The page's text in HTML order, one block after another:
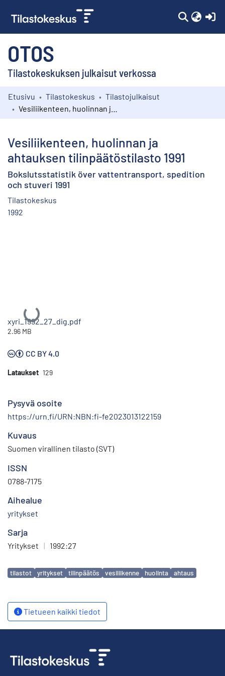
OTOS
Tilastokeskuksen julkaisut verkossa
Kokoelmat
Etusivu Tilastokeskus
Tilastojulkaisut
Vesiliikenteen, huolinnan ja
ahtauksen tilinpäätöstilasto 1991
Bokslutsstatistik över vattentransport, spedition
och stuveri 1991
Tilastokeskus
1992
Ladataan...
xyri_1992_27_dig.pdf
2.96 MB
CC BY 4.0
Lataukset 129
Pysyvä osoite
https://urn.fi/URN:NBN:fi-fe2023013122159
Kuvaus
Suomen virallinen tilasto (SVT)
ISSN
0788-7175
Aihealue
yritykset
Sarja
Yritykset | 1992:27
Avainsanat
tilastot yritykset tilinpäätös vesiliikenne huolinta ahtaus
Tietueen kaikki tiedot